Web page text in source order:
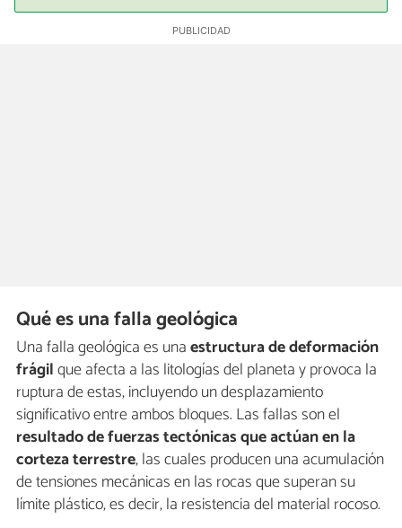
Qué es una falla geológica
Una falla geológica es unaestructura de deformación
frágilque afecta a las litologías del planeta y provoca la
ruptura de estas, incluyendo un desplazamiento
significativoentre ambos bloques. Las fallas son el
resultado de fuerzas tectónicas que actúan en la
corteza terrestre, las cuales producen una acumulación
de tensiones mecánicas en las rocas que superan su
límite plástico, es decir, la resistencia del material rocoso.